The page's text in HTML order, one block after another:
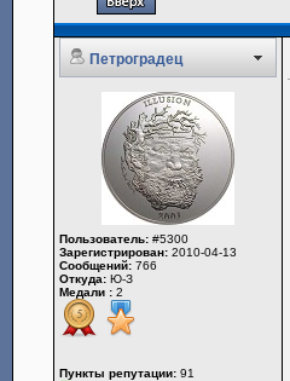
Петроградец
Пользователь: #5300
Зарегистрирован: 2010-04-13
Сообщений: 766
Откуда: Ю-З
Медали : 2
Пункты репутации: 91